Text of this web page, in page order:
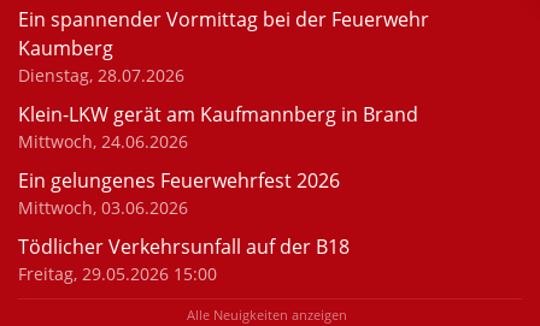
Ein spannender Vormittag bei der Feuerwehr
Kaumberg
Dienstag, 28.07.2026
Klein-LKW gerät am Kaufmannberg in Brand
Mittwoch, 24.06.2026
Ein gelungenes Feuerwehrfest 2026
Mittwoch, 03.06.2026
Tödlicher Verkehrsunfall auf der B18
Freitag, 29.05.2026 15:00
Alle Neuigkeiten anzeigen